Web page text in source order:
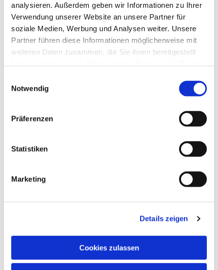
analysieren. Außerdem geben wir Informationen zu Ihrer
Verwendung unserer Website an unsere Partner für
soziale Medien, Werbung und Analysen weiter. Unsere
Partner führen diese Informationen möglicherweise mit
weiteren Daten zusammen, die Sie ihnen bereitgestellt
Notwendig
Präferenzen
Statistiken
Marketing
Details zeigen
Cookies zulassen